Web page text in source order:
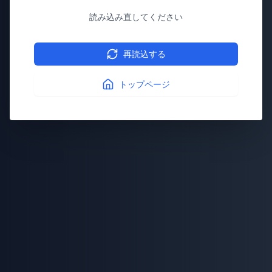
読み込み直してください
再読込する
トップページ